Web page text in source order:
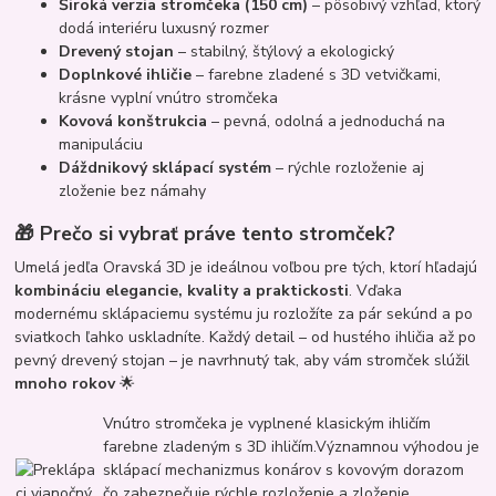
Široká verzia stromčeka (150 cm) – pôsobivý vzhľad, ktorý
dodá interiéru luxusný rozmer
Drevený stojan – stabilný, štýlový a ekologický
Doplnkové ihličie – farebne zladené s 3D vetvičkami,
krásne vyplní vnútro stromčeka
Kovová konštrukcia – pevná, odolná a jednoduchá na
manipuláciu
Dáždnikový sklápací systém – rýchle rozloženie aj
zloženie bez námahy
🎁 Prečo si vybrať práve tento stromček?
Umelá jedľa Oravská 3D je ideálnou voľbou pre tých, ktorí hľadajú
kombináciu elegancie, kvality a praktickosti. Vďaka
modernému sklápaciemu systému ju rozložíte za pár sekúnd a po
sviatkoch ľahko uskladníte. Každý detail – od hustého ihličia až po
pevný drevený stojan – je navrhnutý tak, aby vám stromček slúžil
mnoho rokov🌟
Vnútro stromčeka je vyplnené klasickým ihličím
farebne zladeným s 3D ihličím.Významnou výhodou je
sklápací mechanizmus konárov s kovovým dorazom